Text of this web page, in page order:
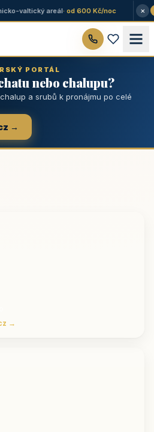
valtický areál· od 600 Kč/noc ★
×
PORTÁL
nebo chalupu?
a srubů k pronájmu po celé
→
→